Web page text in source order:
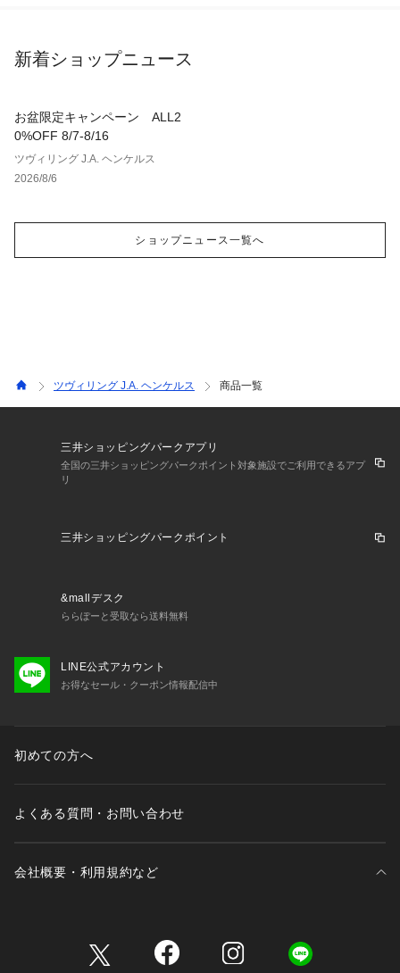
新着ショップニュース
お盆限定キャンペーン ALL2
0%OFF 8/7-8/16
ツヴィリング J.A. ヘンケルス
2026/8/6
ショップニュース一覧へ
ツヴィリング J.A. ヘンケルス 商品一覧
三井ショッピングパークアプリ
全国の三井ショッピングパークポイント対象施設でご利用できるアプ
リ
三井ショッピングパークポイント
&mallデスク
ららぽーと受取なら送料無料
LINE公式アカウント
お得なセール・クーポン情報配信中
初めての方へ
よくある質問・お問い合わせ
会社概要・利用規約など